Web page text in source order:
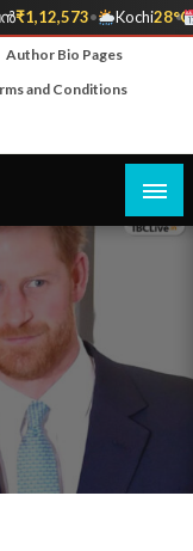
₹1,12,573• Kochi28°C
•
Author Bio Pages
and Conditions